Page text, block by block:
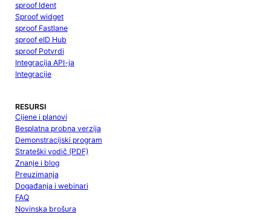
sproof Ident
Sproof widget
sproof Fastlane
sproof eID Hub
sproof Potvrdi
Integracija API-ja
Integracije
RESURSI
Cijene i planovi
Besplatna probna verzija
Demonstracijski program
Strateški vodič (PDF)
Znanje i blog
Preuzimanja
Događanja i webinari
FAQ
Novinska brošura